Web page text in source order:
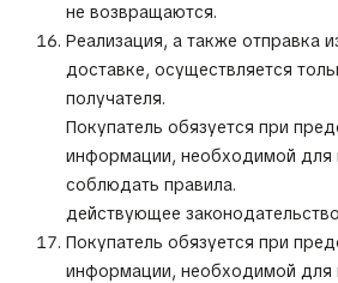
не возвращаются.
Реализация, а также отправка
доставке, осуществляется
получателя.
Покупатель обязуется при
информации, необходимой для
соблюдать правила.
действующее
Покупатель обязуется при
информации, необходимой для